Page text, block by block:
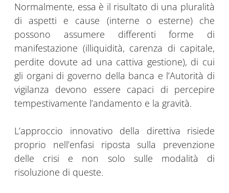
Normalmente, essa è il risultato di una pluralità
di aspetti e cause (interne o esterne) che
possono assumere differenti forme di
manifestazione (illiquidità, carenza di capitale,
perdite dovute ad una cattiva gestione), di cui
gli organi di governo della banca e l’Autorità di
vigilanza devono essere capaci di percepire
tempestivamente l’andamento e la gravità.
L’approccio innovativo della direttiva risiede
proprio nell’enfasi riposta sulla prevenzione
delle crisi e non solo sulle modalità di
risoluzione di queste.